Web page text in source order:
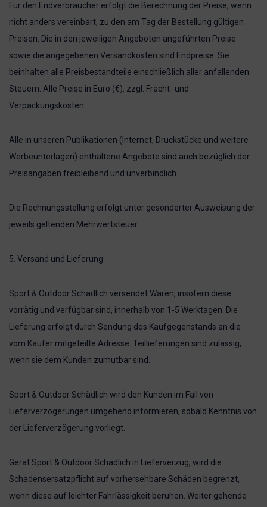
Für den Endverbraucher erfolgt die Berechnung der Preise, wenn
nicht anders vereinbart, zu den am Tag der Bestellung gültigen
Preisen. Die in den jeweiligen Angeboten angeführten Preise
sowie die angegebenen Versandkosten sind Endpreise. Sie
beinhalten alle Preisbestandteile einschließlich aller anfallenden
Steuern. Alle Preise in Euro (€). zzgl. Fracht- und
Verpackungskosten.
Alle in unseren Publikationen (Internet, Druckstücke und weitere
Werbeunterlagen) enthaltene Angebote sind auch bezüglich der
Preisangaben freibleibend und unverbindlich.
Die Rechnungsstellung erfolgt unter gesonderter Ausweisung der
jeweils geltenden Mehrwertsteuer.
5. Versand und Lieferung
Sport & Outdoor Schädlich versendet Waren, insofern diese
vorrätig und verfügbar sind, innerhalb von 1-5 Werktagen. Die
Lieferung erfolgt durch Sendung des Kaufgegenstands an die
vom Käufer mitgeteilte Adresse. Teillieferungen sind zulässig,
wenn sie dem Kunden zumutbar sind.
Sport & Outdoor Schädlich wird den Kunden im Fall von
Lieferverzögerungen umgehend informieren, sobald Kenntnis von
der Lieferverzögerung vorliegt.
Gerät Sport & Outdoor Schädlich in Lieferverzug, wird die
Schadensersatzpflicht auf vorhersehbare Schäden begrenzt,
wenn diese auf leichter Fahrlässigkeit beruhen. Weiter gehende